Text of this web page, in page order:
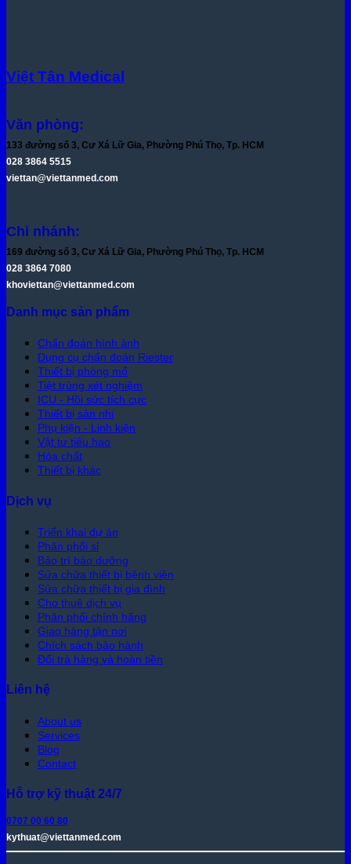
Việt Tân Medical
Văn phòng:
133 đường số 3, Cư Xá Lữ Gia, Phường Phú Thọ, Tp. HCM
028 3864 5515
viettan@viettanmed.com
Chi nhánh:
169 đường số 3, Cư Xá Lữ Gia, Phường Phú Thọ, Tp. HCM
028 3864 7080
khoviettan@viettanmed.com
Danh mục sản phẩm
Chẩn đoán hình ảnh
Dụng cụ chẩn đoán Riester
Thiết bị phòng mổ
Tiệt trùng xét nghiệm
ICU - Hồi sức tích cực
Thiết bị sản nhi
Phụ kiện - Linh kiện
Vật tư tiêu hao
Hóa chất
Thiết bị khác
Dịch vụ
Triển khai dự án
Phân phối sỉ
Bảo trì bảo dưỡng
Sửa chữa thiết bị bệnh viện
Sửa chữa thiết bị gia đình
Cho thuê dịch vụ
Phân phối chính hãng
Giao hàng tận nơi
Chích sách bảo hành
Đổi trả hàng và hoàn tiền
Liên hệ
About us
Services
Blog
Contact
Hỗ trợ kỹ thuật 24/7
0707 00 60 80
kythuat@viettanmed.com